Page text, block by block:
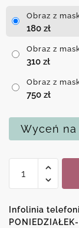
Obraz z
180 zł
Obraz z
310 zł
Obraz z
750 zł
Wyceń
Obraz
maskonurkiem
Infolinia